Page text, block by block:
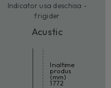
Indicator usa deschisa -
frigider
Acustic
Inaltime
produs
(mm)
1772